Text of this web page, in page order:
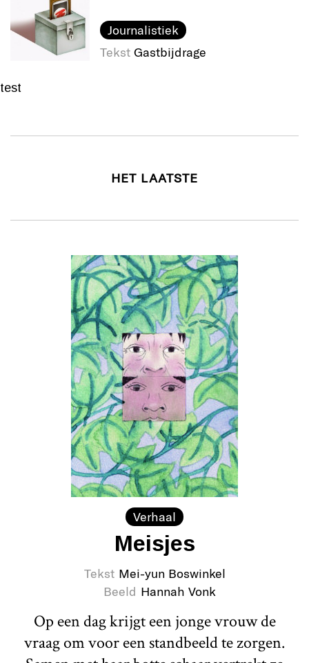
Journalistiek
Tekst Gastbijdrage
test
HET LAATSTE
Verhaal
Meisjes
Tekst Mei-yun Boswinkel
Beeld Hannah Vonk
Op een dag krijgt een jonge vrouw de
vraag om voor een standbeeld te zorgen.